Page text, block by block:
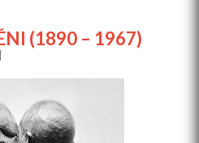
(1890 – 1967)